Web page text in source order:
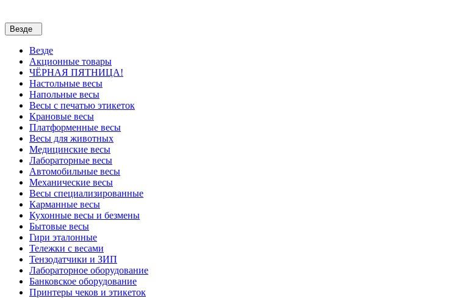
Везде
Везде
Акционные товары
ЧЁРНАЯ ПЯТНИЦА!
Настольные весы
Напольные весы
Весы с печатью этикеток
Крановые весы
Платформенные весы
Весы для животных
Медицинские весы
Лабораторные весы
Автомобильные весы
Механические весы
Весы специализированные
Карманные весы
Кухонные весы и безмены
Бытовые весы
Гири эталонные
Тележки с весами
Тензодатчики и ЗИП
Лабораторное оборудование
Банковское оборудование
Принтеры чеков и этикеток